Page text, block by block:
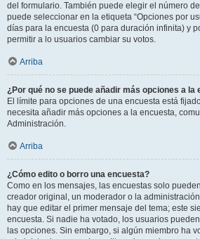
del formulario. También puede elegir el número
puede seleccionar en la etiqueta “Opciones por
días para la encuesta (0 para duración infinita) y
permitir a lo usuarios cambiar su votos.
Arriba
¿Por qué no se puede añadir más opciones a la
El límite para opciones de una encuesta está
necesita añadir más opciones a la encuesta,
Administración.
Arriba
¿Cómo edito o borro una encuesta?
Como en los mensajes, las encuestas solo
creador original, un moderador o la
hay que editar el primer mensaje del tema; este
encuesta. Si nadie ha votado, los usuarios
las opciones. Sin embargo, si algún miembro ha